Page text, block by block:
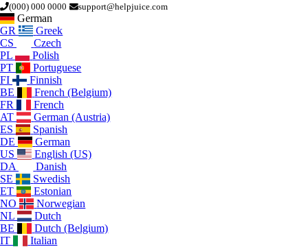
(000) 000 0000 support@helpjuice.com
German
GR
Greek
CS
Czech
PL
Polish
PT
Portuguese
FI
Finnish
BE
French (Belgium)
FR
French
AT
German (Austria)
ES
Spanish
DE
German
US
English (US)
DA
Danish
SE
Swedish
ET
Estonian
NO
Norwegian
NL
Dutch
BE
Dutch (Belgium)
IT
Italian